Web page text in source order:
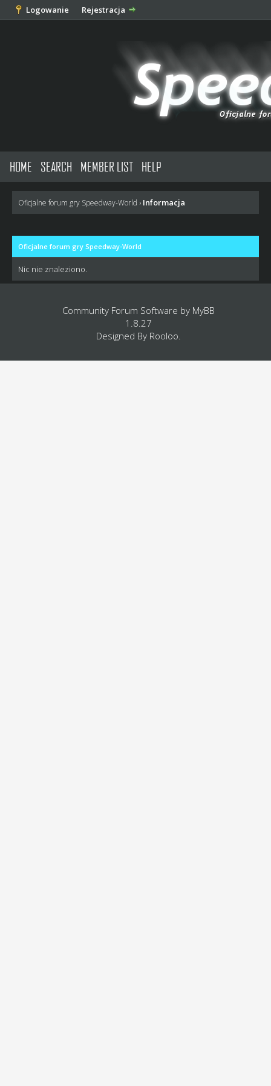
Logowanie Rejestracja
HOME SEARCH MEMBER LIST HELP
Oficjalne forum gry Speedway-World › Informacja
Oficjalne forum gry Speedway-World
Nic nie znaleziono.
Community Forum Software by MyBB
1.8.27
Designed By Rooloo.